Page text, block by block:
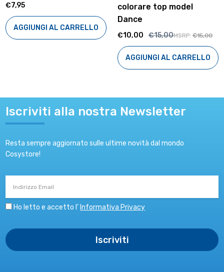
€7,95
AGGIUNGI AL CARRELLO
colorare top model
Dance
€10,00 €15,00MSRP:€15,00
AGGIUNGI AL CARRELLO
Iscriviti alla nostra Newsletter
Resta sempre aggiornato sulle ultime novità dal mondo
Cosystore!
Ho letto e accetto l’ Informativa Privacy